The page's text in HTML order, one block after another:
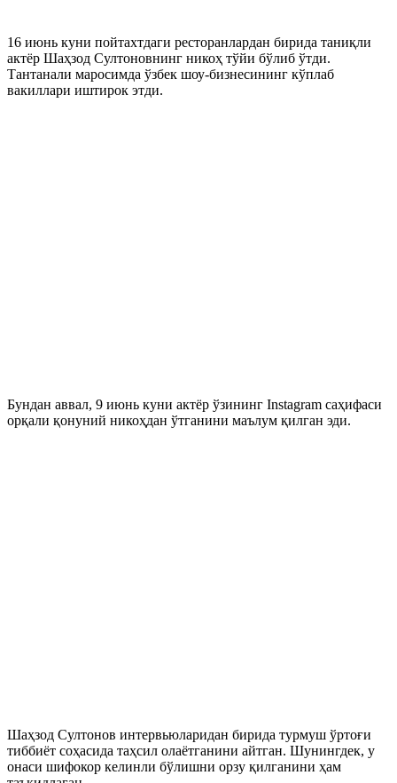
16 июнь куни пойтахтдаги ресторанлардан бирида таниқли
актёр Шаҳзод Султоновнинг никоҳ тўйи бўлиб ўтди.
Тантанали маросимда ўзбек шоу-бизнесининг кўплаб
вакиллари иштирок этди.
Бундан аввал, 9 июнь куни актёр ўзининг Instagram саҳифаси
орқали қонуний никоҳдан ўтганини маълум қилган эди.
Шаҳзод Султонов интервьюларидан бирида турмуш ўртоғи
тиббиёт соҳасида таҳсил олаётганини айтган. Шунингдек, у
онаси шифокор келинли бўлишни орзу қилганини ҳам